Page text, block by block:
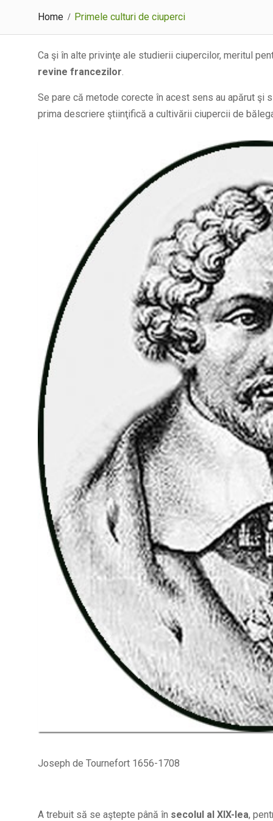
Home Primele culturi de ciuperci
Ca şi în alte privinţe ale studierii ciupercilor, meritul
revine francezilor.
Se pare că metode corecte în acest sens au apărut şi
prima descriere ştiinţifică a cultivării ciupercii de
Joseph de Tournefort 1656-1708
A trebuit să se aştepte până în secolul al XlX-lea,